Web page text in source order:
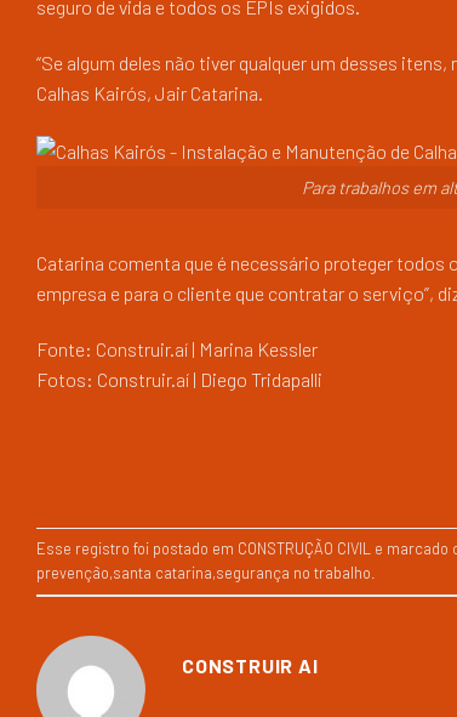
seguro de vida e todos os EPIs exigidos.
“Se algum deles não tiver qualquer um desses
Calhas Kairós, Jair Catarina.
Para trabalhos em
Catarina comenta que é necessário proteger todos
empresa e para o cliente que contratar o serviço”,
Fonte: Construir.aí | Marina Kessler
Fotos: Construir.aí | Diego Tridapalli
Esse registro foi postado em CONSTRUÇÃO CIVIL e marcado
prevenção,santa catarina,segurança no trabalho
CONSTRUIR AI